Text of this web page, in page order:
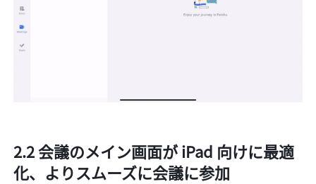
2.2 会議のメイン画面が iPad 向けに最適
化、よりスムーズに会議に参加